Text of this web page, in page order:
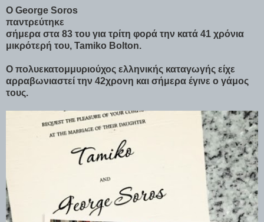
Ο George Soros
παντρεύτηκε
σήμερα στα 83 του για τρίτη φορά την κατά 41 χρόνια
μικρότερή του, Tamiko Bolton.
Ο πολυεκατομμυριούχος ελληνικής καταγωγής είχε
αρραβωνιαστεί την 42χρονη και σήμερα έγινε ο γάμος
τους.